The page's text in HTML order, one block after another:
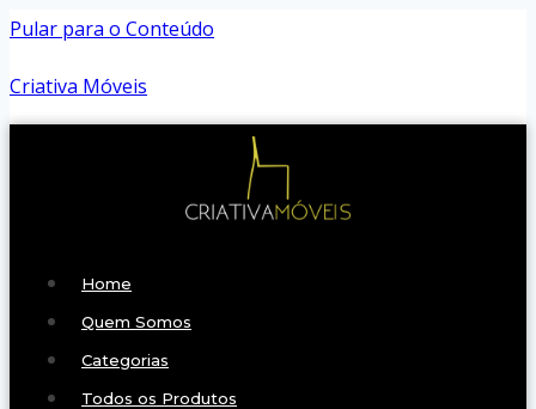
Pular para o Conteúdo
Criativa Móveis
Home
Quem Somos
Categorias
Todos os Produtos